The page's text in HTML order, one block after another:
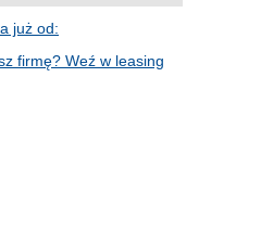
już od:
firmę? Weź w leasing